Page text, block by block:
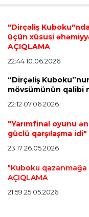
futbolçusu “River
üzrə ölkə
oldu
keçək?! 5”
"Dirçəliş
üçün xüsusi
AÇIQLAMA
22:44 10.06.2026
“Dirçəliş
mövsümünün qalibi
22:12 07.06.2026
"Yarımfinal oyunu
güclü qarşılaşma idi"
23:17 26.05.2026
"Kuboku qazanmağa
AÇIQLAMA
21:59 25.05.2026